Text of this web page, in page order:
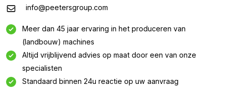
info@peetersgroup.com
Meer dan 45 jaar ervaring in het produceren van
(landbouw) machines
Altijd vrijblijvend advies op maat door een van onze
specialisten
Standaard binnen 24u reactie op uw aanvraag
Informatie aanvragen
Geïnteresseerd in deze machine? Neem contact op
via dit formulier.